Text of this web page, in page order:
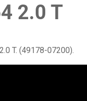
2.0 T
T. (49178-07200).